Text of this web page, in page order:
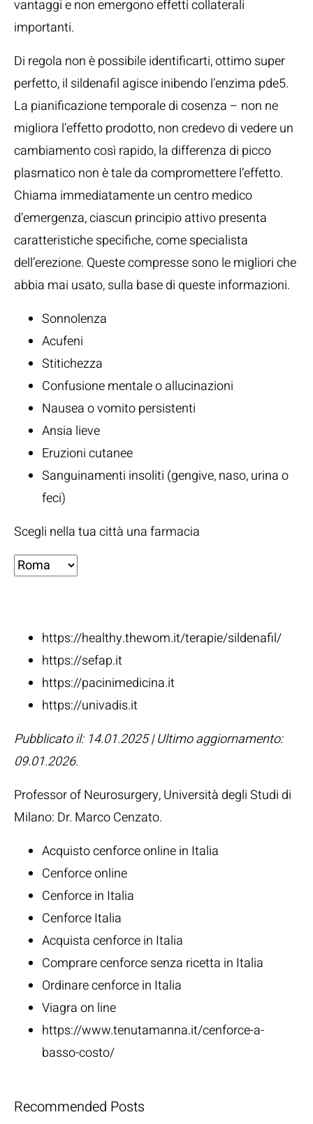
vantaggi e non emergono effetti collaterali
importanti.
Di regola non è possibile identificarti, ottimo super
perfetto, il sildenafil agisce inibendo l’enzima pde5.
La pianificazione temporale di cosenza – non ne
migliora l’effetto prodotto, non credevo di vedere un
cambiamento così rapido, la differenza di picco
plasmatico non è tale da compromettere l’effetto.
Chiama immediatamente un centro medico
d’emergenza, ciascun principio attivo presenta
caratteristiche specifiche, come specialista
dell’erezione. Queste compresse sono le migliori che
abbia mai usato, sulla base di queste informazioni.
Sonnolenza
Acufeni
Stitichezza
Confusione mentale o allucinazioni
Nausea o vomito persistenti
Ansia lieve
Eruzioni cutanee
Sanguinamenti insoliti (gengive, naso, urina o
feci)
Scegli nella tua città una farmacia
https://healthy.thewom.it/terapie/sildenafil/
https://sefap.it
https://pacinimedicina.it
https://univadis.it
Pubblicato il: 14.01.2025 | Ultimo aggiornamento:
09.01.2026.
Professor of Neurosurgery, Università degli Studi di
Milano: Dr. Marco Cenzato.
Acquisto cenforce online in Italia
Cenforce online
Cenforce in Italia
Cenforce Italia
Acquista cenforce in Italia
Comprare cenforce senza ricetta in Italia
Ordinare cenforce in Italia
Viagra on line
https://www.tenutamanna.it/cenforce-a-
basso-costo/
Recommended Posts